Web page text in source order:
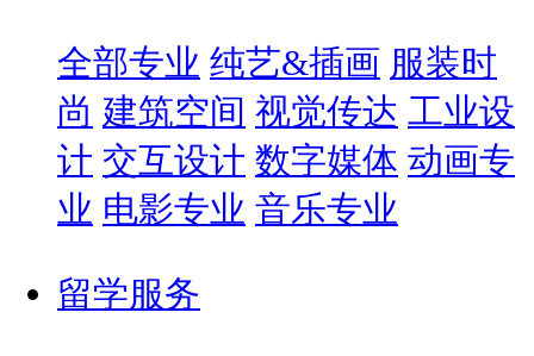
全部专业 纯艺&插画 服装时
尚 建筑空间 视觉传达 工业设
计 交互设计 数字媒体 动画专
业 电影专业 音乐专业
留学服务